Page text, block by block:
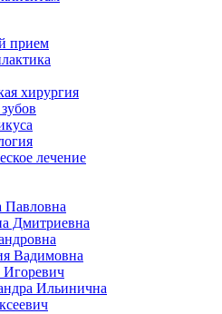
прием
хирургия
лечение
Дмитриевна
Вадимовна
Ильинична